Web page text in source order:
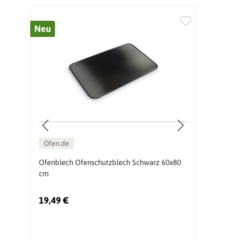
Neu
Ofen.de
Ofenblech Ofenschutzblech Schwarz 60x80
cm
19,49 €